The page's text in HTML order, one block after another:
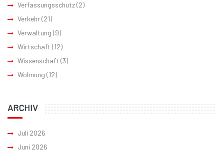
Verfassungsschutz(2)
Verkehr(21)
Verwaltung (9)
Wirtschaft (12)
Wissenschaft (3)
Wohnung (12)
ARCHIV
Juli 2026
Juni 2026